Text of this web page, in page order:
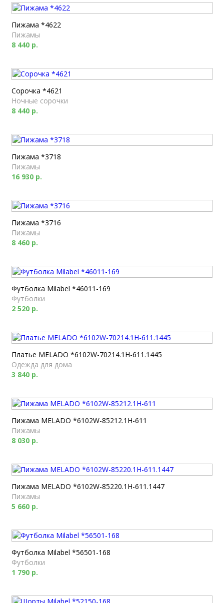
Пижама *4622
Пижамы
8 440 р.
Сорочка *4621
Ночные сорочки
8 440 р.
Пижама *3718
Пижамы
16 930 р.
Пижама *3716
Пижамы
8 460 р.
Футболка Milabel *46011-169
Футболки
2 520 р.
Платье MELADO *6102W-70214.1H-611.1445
Одежда для дома
3 840 р.
Пижама MELADO *6102W-85212.1H-611
Пижамы
8 030 р.
Пижама MELADO *6102W-85220.1H-611.1447
Пижамы
5 660 р.
Футболка Milabel *56501-168
Футболки
1 790 р.